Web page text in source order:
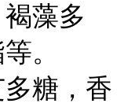
藻多
。
糖，香